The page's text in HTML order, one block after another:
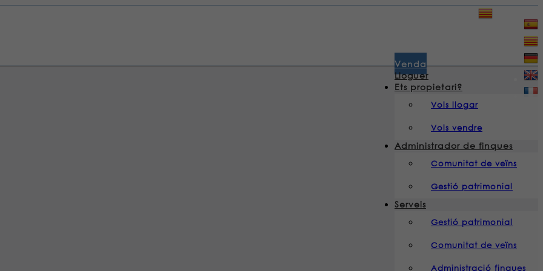
Venda
Lloguer
Ets propietari?
Vols llogar
Vols vendre
Administrador de finques
Comunitat de veïns
Gestió patrimonial
Serveis
Gestió patrimonial
Comunitat de veïns
Administració finques